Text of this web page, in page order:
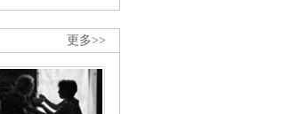
更多>>